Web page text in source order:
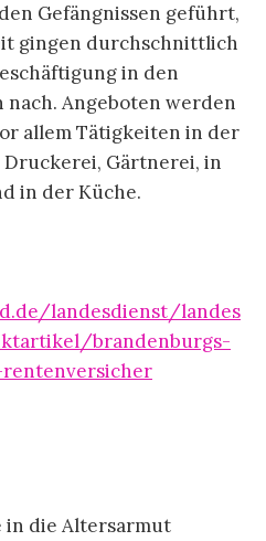
Gefängnissen geführt,
gingen durchschnittlich
in den
Angeboten werden
allem Tätigkeiten in der
Druckerei, Gärtnerei, in
in der Küche.
landesdienst/landes
brandenburgs-
in die Altersarmut